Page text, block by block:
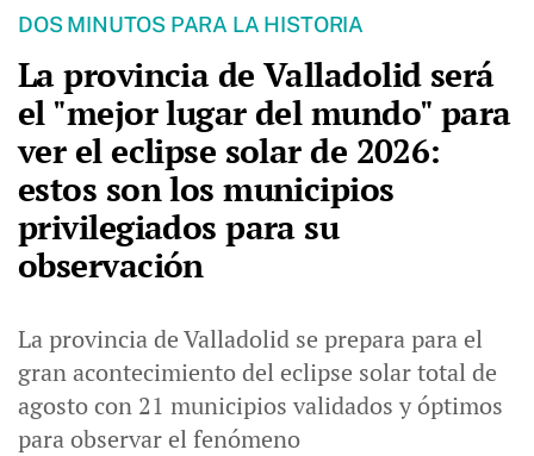
DOS MINUTOS PARA LA HISTORIA
La provincia de Valladolid será
el "mejor lugar del mundo" para
ver el eclipse solar de 2026:
estos son los municipios
privilegiados para su
observación
La provincia de Valladolid se prepara para el
gran acontecimiento del eclipse solar total de
agosto con 21 municipios validados y óptimos
para observar el fenómeno